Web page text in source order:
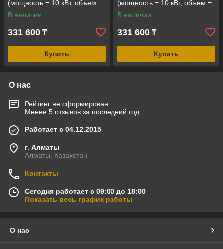
(мощность = 10 кВт, объем
=12-18 м3, под выносной
пульт управления)
В наличии
331 600 ₸
Купить
(мощность = 10 кВт, объем =
12-18 м3, под выносной
пульт)
В наличии
331 600 ₸
Купить
О нас
Рейтинг не сформирован
Менее 5 отзывов за последний год
Работает с 04.12.2015
г. Алматы
Алматы, Казахстан
Контакты
Сегодня работает с 09:00 до 18:00
Показать весь график работы
О нас